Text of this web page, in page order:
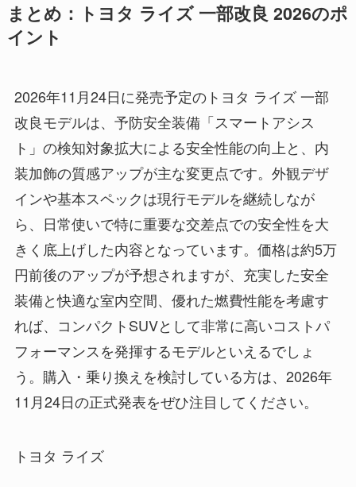
まとめ：トヨタ ライズ 一部改良 2026のポ
イント
2026年11月24日に発売予定のトヨタ ライズ 一部
改良モデルは、予防安全装備「スマートアシス
ト」の検知対象拡大による安全性能の向上と、内
装加飾の質感アップが主な変更点です。外観デザ
インや基本スペックは現行モデルを継続しなが
ら、日常使いで特に重要な交差点での安全性を大
きく底上げした内容となっています。価格は約5万
円前後のアップが予想されますが、充実した安全
装備と快適な室内空間、優れた燃費性能を考慮す
れば、コンパクトSUVとして非常に高いコストパ
フォーマンスを発揮するモデルといえるでしょ
う。購入・乗り換えを検討している方は、2026年
11月24日の正式発表をぜひ注目してください。
トヨタ ライズ